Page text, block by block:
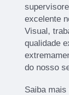
excelente
Visual,
qualidade
do nosso
Saiba